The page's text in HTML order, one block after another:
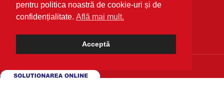
pentru politica noastră de cookie-uri și de
confidențialitate. Află mai mult.
Acceptă